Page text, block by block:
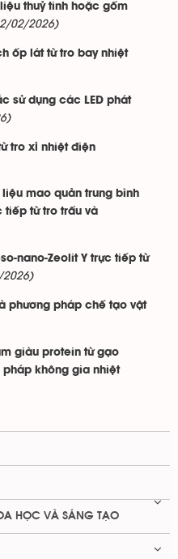
thuỷ tinh hoặc gốm
02/2026)
ốp lát từ tro bay nhiệt
sử dụng các LED phát
tro xỉ nhiệt điện
mao quản trung bình
tiếp từ tro trấu và
nano-Zeolit Y trực tiếp từ
phương pháp chế tạo vật
giàu protein từ gạo
pháp không gia nhiệt
HỌC VÀ SÁNG TẠO